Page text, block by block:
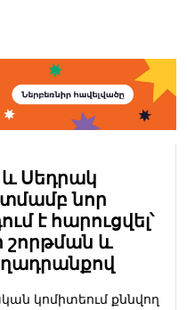
Սեդրակ
նոր
է հարուցվել՝
շորթման և
կոմիտեում քննվող